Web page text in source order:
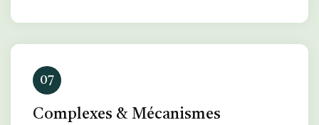
07
Complexes & Mécanismes